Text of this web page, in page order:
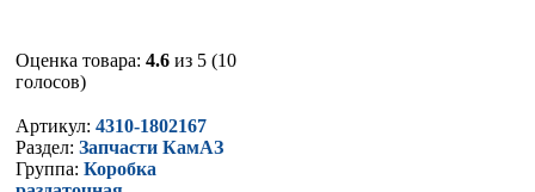
Оценка товара: 4.6 из 5 (10
голосов)
Артикул: 4310-1802167
Раздел: Запчасти КамАЗ
Группа: Коробка